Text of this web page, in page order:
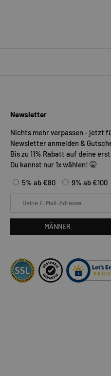
Newsletter
Nichts mehr verpassen - jetzt
Newsletter anmelden &
Bis zu 11% Rabatt auf deine
Du kannst nur 1x wählen! 🤫
5% ab €80 9% ab €100
MÄNNER